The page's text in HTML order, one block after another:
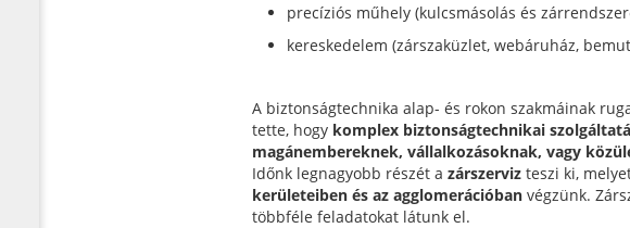
precíziós műhely (kulcsmásolás és
kereskedelem (zárszaküzlet, webáruház,
A biztonságtechnika alap- és rokon szakmáinak
tette, hogy komplex biztonságtechnikai
magánembereknek, vállalkozásoknak, vagy
Időnk legnagyobb részét a zárszerviz teszi ki,
kerületeiben és az agglomerációban végzünk.
többféle feladatokat látunk el.